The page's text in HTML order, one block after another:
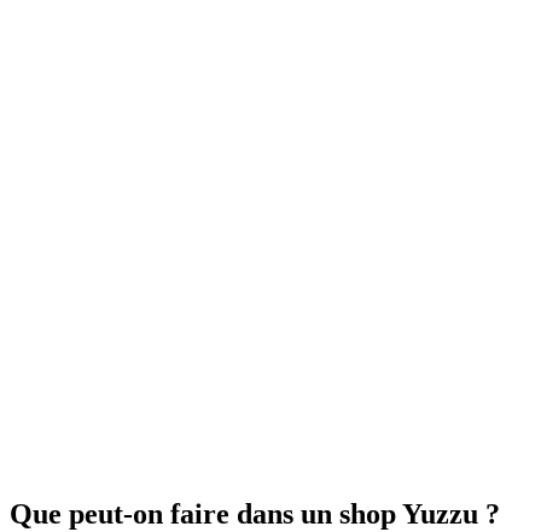
Que peut-on faire dans un shop Yuzzu ?